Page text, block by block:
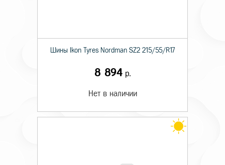
Шины Ikon Tyres Nordman SZ2 215/55/R17
8 894р.
Нет в наличии